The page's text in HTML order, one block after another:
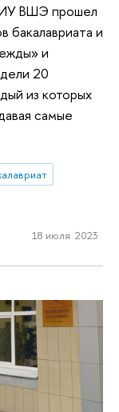
ВШЭ прошел
бакалавриата и
и
20
из которых
самые
18 июля 2023